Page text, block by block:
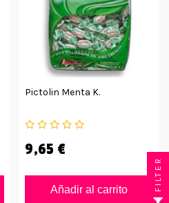
Pictolin Menta K.
9,65 €
Añadir al carrito FILTER